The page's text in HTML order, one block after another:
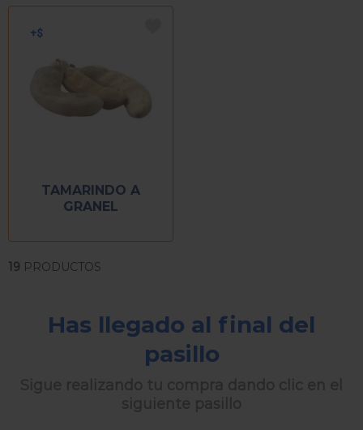
TAMARINDO A
GRANEL
19 PRODUCTOS
Has llegado al final del
pasillo